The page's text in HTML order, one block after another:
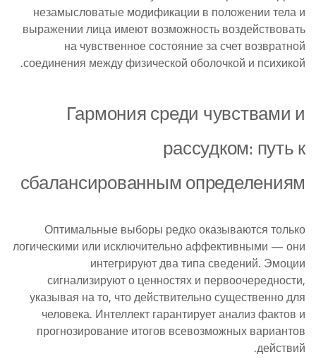
незамысловатые модификации в положении тела и
выражении лица имеют возможность воздействовать
на чувственное состояние за счет возвратной
соединения между физической оболочкой и психикой.
Гармония среди чувствами и
рассудком: путь к
сбалансированным определениям
Оптимальные выборы редко оказываются только
логическими или исключительно аффективными — они
интегрируют два типа сведений. Эмоции
сигнализируют о ценностях и первоочередности,
указывая на то, что действительно существенно для
человека. Интеллект гарантирует анализ фактов и
прогнозирование итогов всевозможных вариантов
действий.